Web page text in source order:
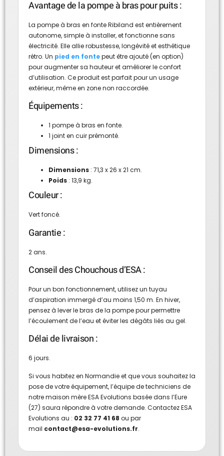
Avantage de la pompe à bras pour puits :
La pompe à bras en fonte Ribiland est entièrement
autonome, simple à installer, et fonctionne sans
électricité. Elle allie robustesse, longévité et esthétique
rétro. Un pied en fontepeut être ajouté (en option)
pour augmenter sa hauteur et améliorer le confort
d’utilisation. Ce produit est parfait pour un usage
extérieur, même en zone non raccordée.
Équipements :
1 pompe à bras en fonte.
1 joint en cuir prémonté.
Dimensions :
Dimensions : 71,3 x 26 x 21 cm.
Poids : 13,9 kg.
Couleur :
Vert foncé.
Garantie :
2 ans.
Conseil des Chouchous d’ESA :
Pour un bon fonctionnement, utilisez un tuyau
d’aspiration immergé d’au moins 1,50 m. En hiver,
pensez à lever le bras de la pompe pour permettre
l’écoulement de l’eau et éviter les dégâts liés au gel.
Délai de livraison :
6 jours.
Si vous habitez en Normandie et que vous souhaitez la
pose de votre équipement, l’équipe de techniciens de
notre maison mère ESA Evolutions basée dans l’Eure
(27) saura répondre à votre demande. Contactez ESA
Evolutions au : 02 32 77 41 68 ou par
mail contact@esa-evolutions.fr.